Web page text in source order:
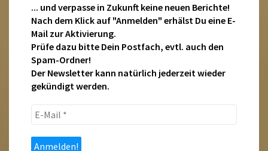
... und verpasse in Zukunft keine neuen Berichte!
Nach dem Klick auf "Anmelden" erhälst Du eine E-
Mail zur Aktivierung.
Prüfe dazu bitte Dein Postfach, evtl. auch den
Spam-Ordner!
Der Newsletter kann natürlich jederzeit wieder
gekündigt werden.
E-
*